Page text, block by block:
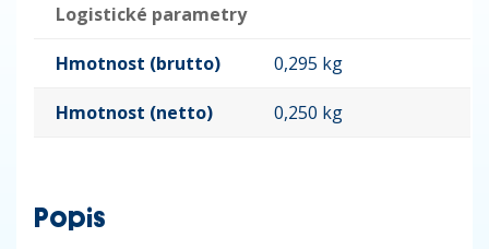
Logistické parametry
Hmotnost (brutto) 0,295 kg
Hmotnost (netto) 0,250 kg
Popis